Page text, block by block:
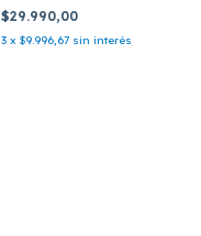
$29.990,00
3 x $9.996,67 sin interés